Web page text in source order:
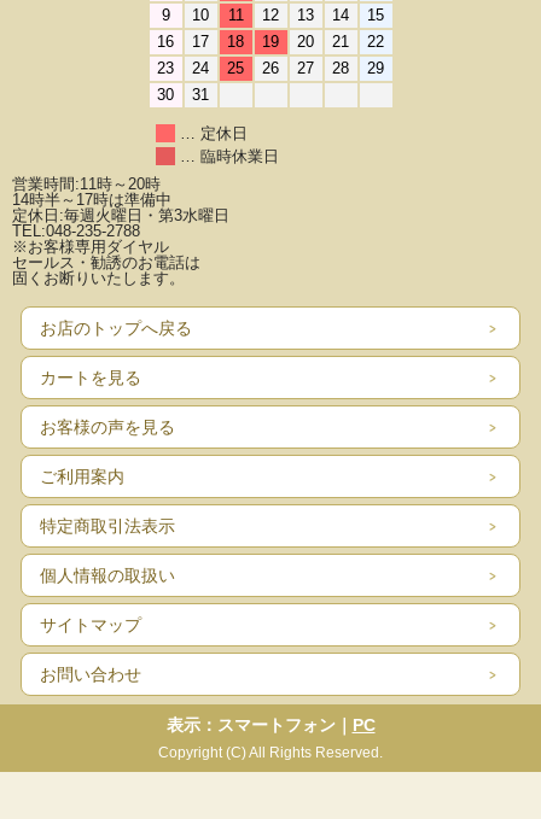
9
10 11 12 13 14
15
16
17 18 19 20 21
22
23
24 25 26 27 28
29
30
31
… 定休日
… 臨時休業日
営業時間:11時～20時
14時半～17時は準備中
定休日:毎週火曜日・第3水曜日
TEL:048-235-2788
※お客様専用ダイヤル
セールス・勧誘のお電話は
固くお断りいたします。
お店のトップへ戻る
カートを見る
お客様の声を見る
ご利用案内
特定商取引法表示
個人情報の取扱い
サイトマップ
お問い合わせ
表示：スマートフォン｜ PC
Copyright (C) All Rights Reserved.